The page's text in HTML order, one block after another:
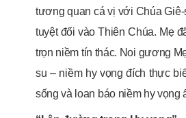
tương quan cá vị với Chúa
tuyệt đối vào Thiên Chúa. Mẹ
trọn niềm tín thác. Noi gương
su – niềm hy vọng đích thực
sống và loan báo niềm hy